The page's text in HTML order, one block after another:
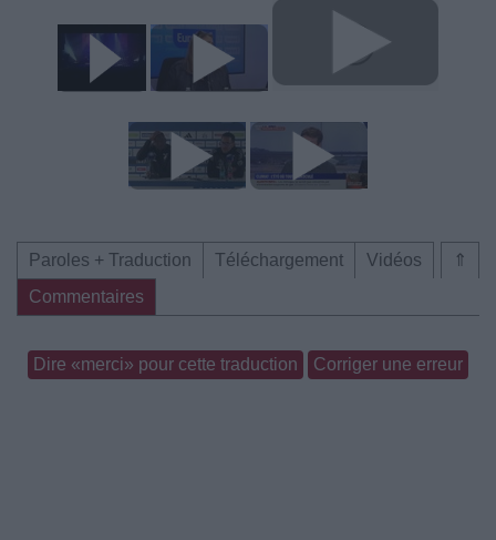
⇑
Paroles + Traduction Téléchargement
Vidéos
Commentaires
Dire «merci» pour cette traduction Corriger une erreur